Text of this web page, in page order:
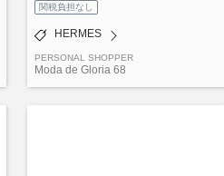
関税負担なし
HERMES
PERSONAL SHOPPER
Moda de Gloria 68